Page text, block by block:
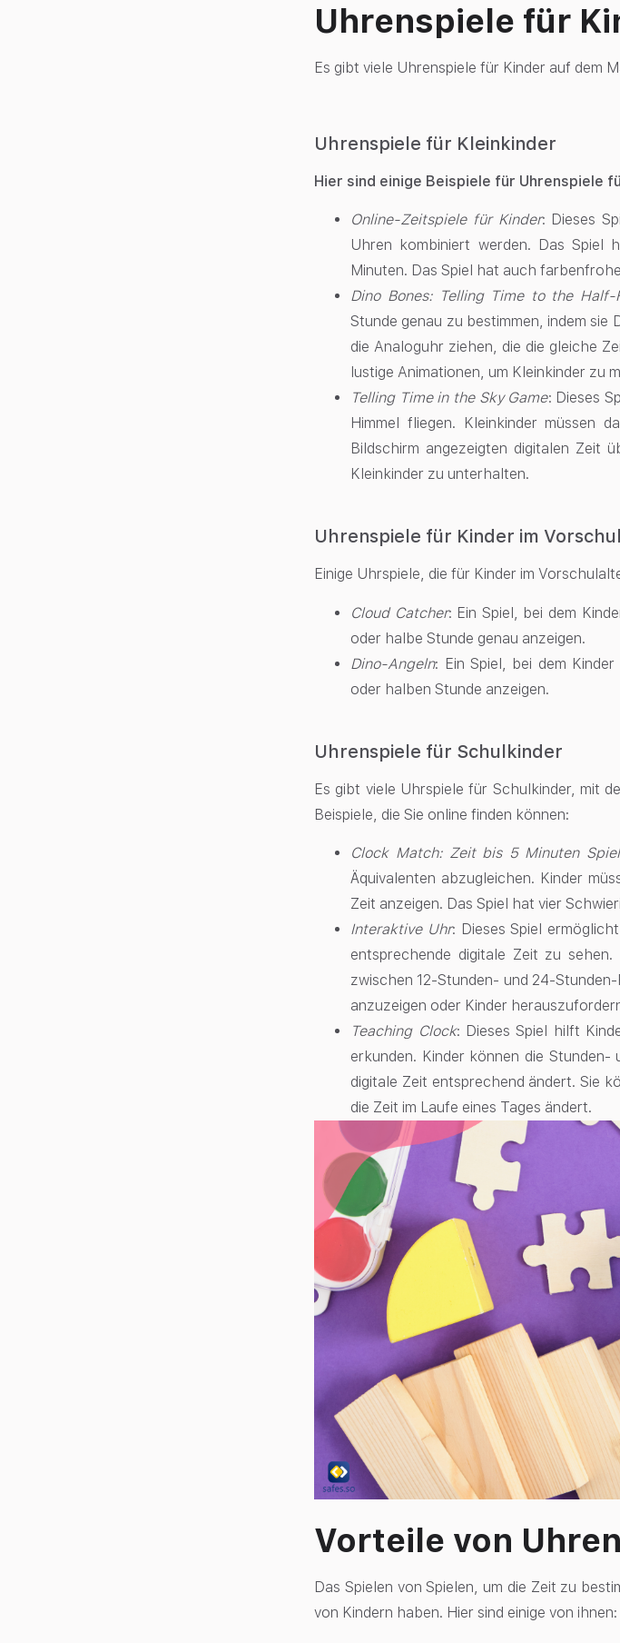
Uhrenspiele für
Es gibt viele Uhrenspiele für Kinder auf dem
Uhrenspiele für Kleinkinder
Hier sind einige Beispiele für Uhrenspiele
Online-Zeitspiele für Kinder: Dieses
Uhren kombiniert werden. Das Spiel
Minuten. Das Spiel hat auch
Dino Bones: Telling Time to the Half-
Stunde genau zu bestimmen, indem
die Analoguhr ziehen, die die gleiche
lustige Animationen, um Kleinkinder zu
Telling Time in the Sky Game: Dieses
Himmel fliegen. Kleinkinder müssen
Bildschirm angezeigten digitalen Zeit
Kleinkinder zu unterhalten.
Uhrenspiele für Kinder im
Einige Uhrspiele, die für Kinder im
Cloud Catcher: Ein Spiel, bei dem
oder halbe Stunde genau anzeigen.
Dino-Angeln: Ein Spiel, bei dem
oder halben Stunde anzeigen.
Uhrenspiele für Schulkinder
Es gibt viele Uhrspiele für Schulkinder, mit
Beispiele, die Sie online finden können:
Clock Match: Zeit bis 5 Minuten Spiel
Äquivalenten abzugleichen. Kinder
Zeit anzeigen. Das Spiel hat vier
Interaktive Uhr: Dieses Spiel
entsprechende digitale Zeit zu
zwischen 12-Stunden- und 24-
anzuzeigen oder Kinder
Teaching Clock: Dieses Spiel hilft
erkunden. Kinder können die
digitale Zeit entsprechend ändert. Sie
die Zeit im Laufe eines Tages ändert.
Vorteile von
Das Spielen von Spielen, um die Zeit zu
von Kindern haben. Hier sind einige von ihnen: